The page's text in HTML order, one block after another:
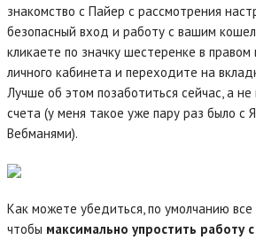
знакомство с Пайер с рассмотрения
безопасный вход и работу с вашим
кликаете по значку шестеренке в правом
личного кабинета и переходите на
Лучше об этом позаботиться сейчас, а
счета (у меня такое уже пару раз было с
Вебманями).
Как можете убедиться, по умолчанию все
чтобы максимально упростить работу